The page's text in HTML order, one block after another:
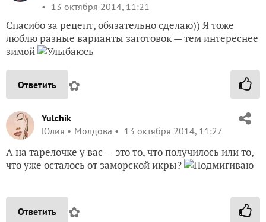
13 октября 2014, 11:21
Спасибо за рецепт, обязательно сделаю)) Я тоже
люблю разные варианты заготовок — тем интереснее
зимой
Ответить ✿
Yulchik
Юлия
Молдова 13 октября 2014, 11:27
А на тарелочке у вас — это то, что получилось или то,
что уже осталось от заморской икры?
Ответить ✿